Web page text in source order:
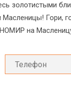
золотистыми
Масленицы! Гори,
на